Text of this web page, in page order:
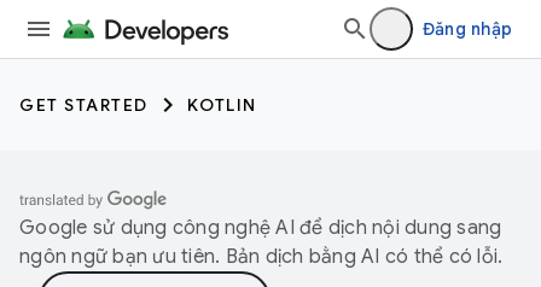
Đăng nhập
GET STARTED KOTLIN
Google sử dụng công nghệ AI để dịch nội dung sang
ngôn ngữ bạn ưu tiên. Bản dịch bằng AI có thể có lỗi.